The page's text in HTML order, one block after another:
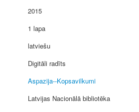
2015
1 lapa
latviešu
Digitāli radīts
Aspazija--Kopsavilkumi
Latvijas Nacionālā bibliotēka